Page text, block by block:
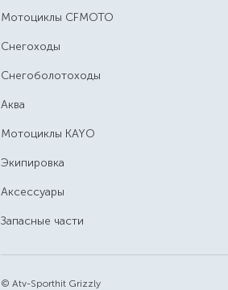
Мотоциклы CFMOTO
Снегоходы
Снегоболотоходы
Аква
Мотоциклы KAYO
Экипировка
Аксессуары
Запасные части
© Atv-Sporthit Grizzly